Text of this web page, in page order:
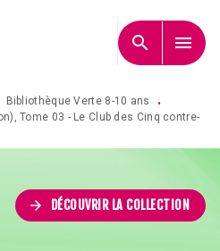
search menu
Bibliothèque Verte 8-10 ans
•
Tome 03 - Le Club des Cinq contre-
arrow_forward DÉCOUVRIR LA COLLECTION